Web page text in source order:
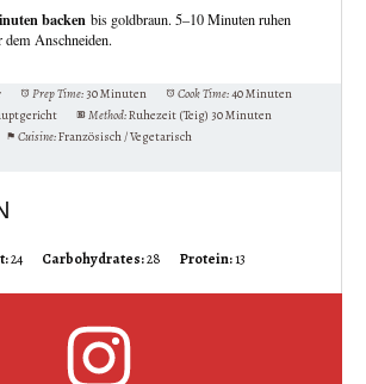
backen bis goldbraun. 5–10 Minuten ruhen
dem Anschneiden.
Prep Time: 30 Minuten Cook Time:40 Minuten
Method:Ruhezeit (Teig) 30 Minuten
Cuisine:Französisch / Vegetarisch
24 Carbohydrates:28 Protein:13